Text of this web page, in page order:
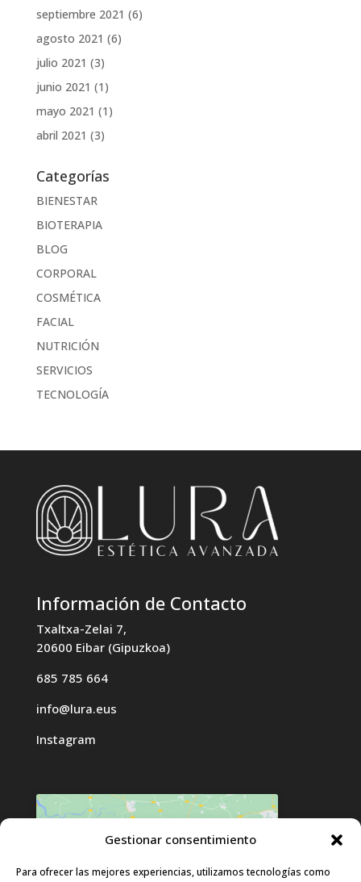
Gestionar consentimiento
Para ofrecer las mejores experiencias, utilizamos tecnologías como
septiembre 2021 (6)
agosto 2021 (6)
julio 2021 (3)
junio 2021 (1)
mayo 2021 (1)
abril 2021 (3)
Categorías
BIENESTAR
BIOTERAPIA
BLOG
CORPORAL
COSMÉTICA
FACIAL
NUTRICIÓN
SERVICIOS
TECNOLOGÍA
Información de Contacto
Txaltxa-Zelai 7,
20600 Eibar (Gipuzkoa)
685 785 664
info@lura.eus
Instagram
Haz clic para aceptar cookies de